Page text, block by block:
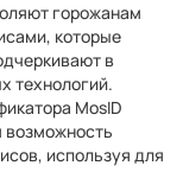
горожанам
которые
в
технологий.
MosID
возможность
используя для